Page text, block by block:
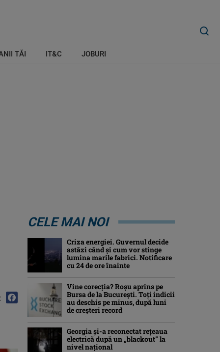
TĂI IT&C JOBURI
CELE MAI NOI
Criza energiei. Guvernul decide
astăzi când și cum vor stinge
lumina marile fabrici. Notificare
cu 24 de ore înainte
Vine corecția? Roșu aprins pe
Bursa de la București. Toți indicii
au deschis pe minus, după luni
de creșteri record
Georgia şi-a reconectat rețeaua
electrică după un „blackout” la
nivel naţional